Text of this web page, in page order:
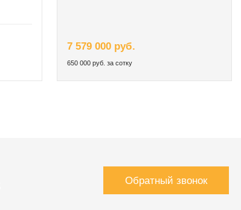
7 579 000 руб.
650 000 руб. за сотку
Обратный звонок